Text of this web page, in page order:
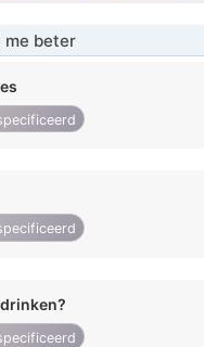
me beter